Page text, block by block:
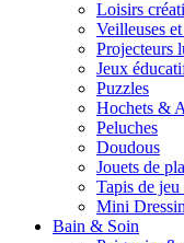
Loisirs
Veilleuses
Projecteurs
Jeux
Puzzles
Hochets &
Peluches
Doudous
Jouets de
Tapis de jeu
Mini
Bain & Soin